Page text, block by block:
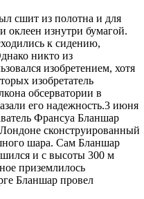
сшит из полотна и для
оклеен изнутри бумагой.
к сидению,
никто из
изобретением, хотя
изобретатель
обсерватории в
его надежность.3 июня
Франсуа Бланшар
сконструированный
шара. Сам Бланшар
и с высоты 300 м
приземлилось
Бланшар провел